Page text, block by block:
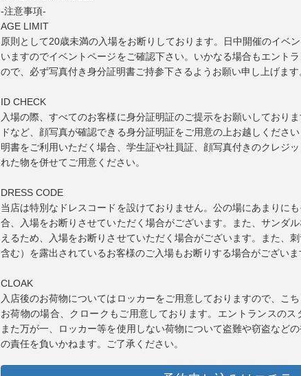
-注意事項-
AGE LIMIT
原則として20歳未満の入場をお断りしております。日中開催のイベ
いますのでイベントページをご確認下さい。いかなる場合もエント
ので、必ず写真付き身分証明書ご持参下さるようお願い申し上げます
ID CHECK
入場の際、すべてのお客様に身分証明証のご提示をお願いしており
ドなど、顔写真が確認できる身分証明証をご用意の上お越しくださ
明書をご利用いただく場合、学生証や社員証、顔写真付きのクレジ
れた物を併せてご用意ください。
DRESS CODE
当店は特別なドレスコードを設けておりません。公の場にあまりに
合、入場をお断りさせていただく場合がございます。また、サンダ
えるため、入場をお断りさせていただく場合がございます。また、
含む）を露出されているお客様のご入場もお断りする場合がございま
CLOAK
入店後のお荷物についてはロッカーをご用意しておりますので、こ
お荷物の場合、クロークもご用意しております。エントランスのス
また万が一、ロッカー等を使用しない荷物について盗難や窃盗など
の責任を負いかねます。ご了承ください。